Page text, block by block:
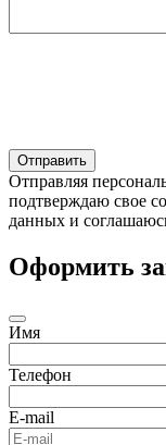
Отправляя
подтверждаю свое
данных и
Оформить
Имя
Телефон
E-mail